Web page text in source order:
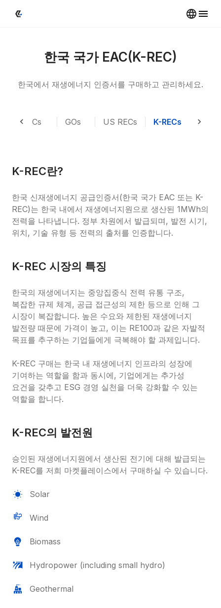
한국 국가 EAC(K-REC)
한국에서 재생에너지 인증서를 구매하고 관리하세요.
I-RECs GOs US RECs K-RECs
K-REC란?
한국 신재생에너지 공급인증서(한국 국가 EAC 또는 K-
REC)는 한국 내에서 재생에너지원으로 생산된 1MWh의
전력을 나타냅니다. 정부 차원에서 발급되며, 발전 시기,
위치, 기술 유형 등 전력의 출처를 인증합니다.
K-REC 시장의 특징
한국의 재생에너지는 중앙집중식 전력 유통 구조,
복잡한 규제 체계, 공급 접근성의 제한 등으로 인해 그
시장이 복잡합니다. 높은 수요와 제한된 재생에너지
발전량 때문에 가격이 높고, 이는 RE100과 같은 자발적
목표를 추구하는 기업들에게 극복해야 할 과제입니다.
K-REC 구매는 한국 내 재생에너지 인프라의 성장에
기여하는 역할을 함과 동시에, 기업에게는 추가성
요건을 갖추고 ESG 경영 실천을 더욱 강화할 수 있는
역할을 합니다.
K-REC의 발전원
승인된 재생에너지원에서 생산된 전기에 대해 발급되는
K-REC를 저희 마켓플레이스에서 구매하실 수 있습니다.
Solar
Wind
Biomass
Hydropower (including small hydro)
Geothermal